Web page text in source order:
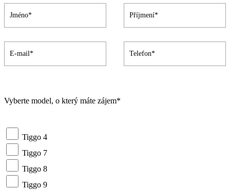
Vyberte model, o který máte zájem*
Tiggo 4
Tiggo 7
Tiggo 8
Tiggo 9